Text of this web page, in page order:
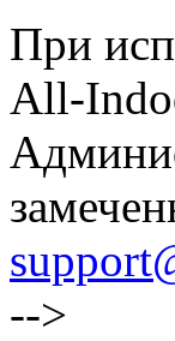
При
All-
-->